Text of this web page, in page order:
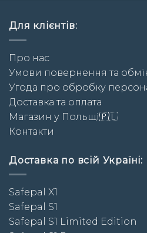
Для клієнтів:
Про нас
Умови повернення та
Угода про обробку
Доставка та оплата
Магазин у Польщі🇵🇱
Контакти
Доставка по всій Україні:
Safepal X1
Safepal S1
Safepal S1 Limited Edition